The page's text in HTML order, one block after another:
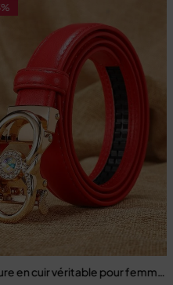
femmes
en cuir véritable pour